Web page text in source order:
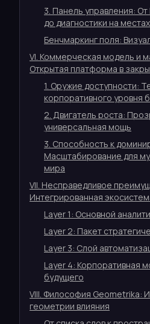
3. Панель управления: От
до диагностики на местах
Бенчмаркинг поля:
VI. Коммерческая модель и
Открытая платформа в
1. Оружие доступности:
корпоративного уровня
2. Двигатель роста:
универсальная мощь
3. Способность к
Масштабирование для
мира
VII. Несправедливое
Интегрированная
Layer 1: Основной
Layer 2: Пакет
Layer 3: Слой
Layer 4: Корпоративная
будущего
VIII. Философия Geometrika:
геометрии влияния